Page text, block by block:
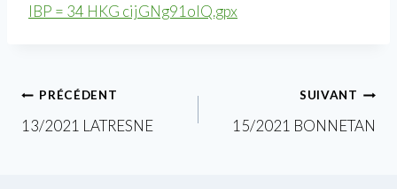
IBP = 34 HKG cijGNg91oIQ.gpx
Navigation
de
PRÉCÉDENT
13/2021 LATRESNE
SUIVANT
15/2021 BONNETAN